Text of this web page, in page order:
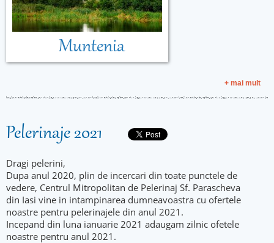
Muntenia
+ mai mult
Pelerinaje 2021
Dragi pelerini,
Dupa anul 2020, plin de incercari din toate punctele de
vedere, Centrul Mitropolitan de Pelerinaj Sf. Parascheva
din Iasi vine in intampinarea dumneavoastra cu ofertele
noastre pentru pelerinajele din anul 2021.
Incepand din luna ianuarie 2021 adaugam zilnic ofetele
noastre pentru anul 2021.